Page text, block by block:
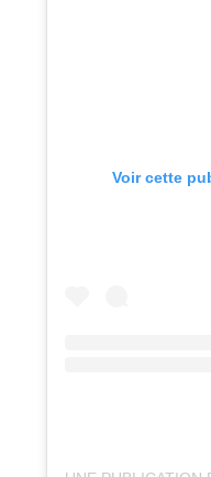
Voir cette